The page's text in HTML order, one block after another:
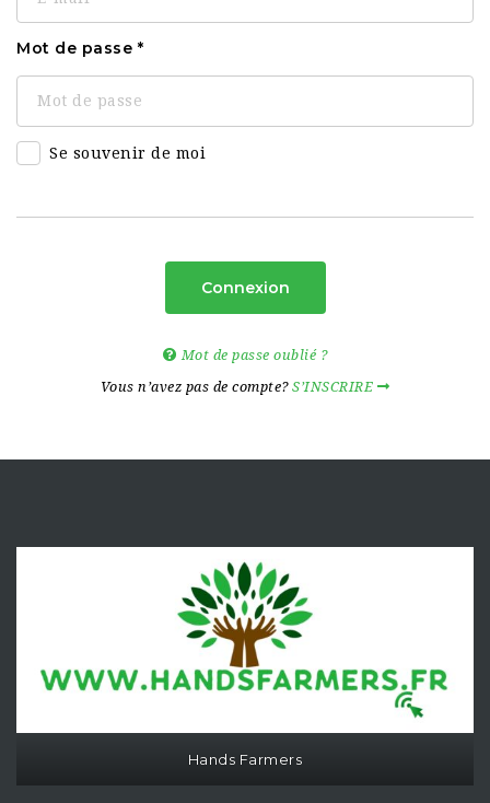
Mot de passe
Se souvenir de moi
Connexion
Mot de passe oublié ?
Vous n’avez pas de compte?S’INSCRIRE
Hands Farmers